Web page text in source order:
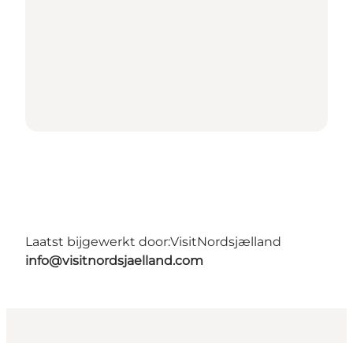
Laatst bijgewerkt door:VisitNordsjælland
info@visitnordsjaelland.com